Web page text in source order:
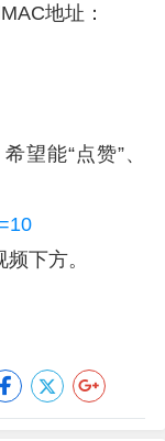
地址：
望能“点赞”、
下方。